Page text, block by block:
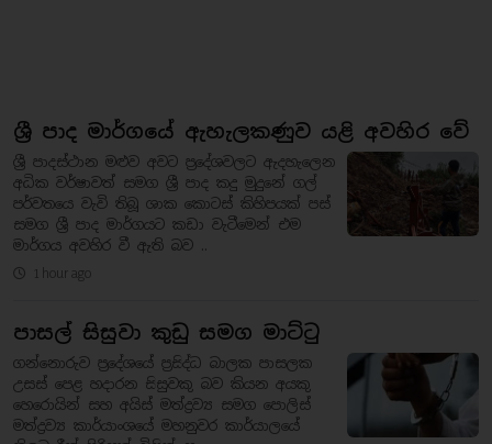
ශ්‍රී පාද මාර්ගයේ ඇහැලකණුව යළි අවහිර වේ
ශ්‍රී පාදස්ථාන මළුව අවට ප්‍රදේශවලට ඇදහැලෙන
අධික වර්ෂාවත් සමග ශ්‍රී පාද කදු මුදුනේ ගල්
පර්වතයෙ වැවි තිබූ ශාක කොටස් කිහිපයක් පස්
සමග ශ්‍රී පාද මාර්ගයට කඩා වැටීමෙන් එම
මාර්ගය අවහිර වී ඇති බව ..
1 hour ago
පාසල් සිසුවා කුඩු සමග මාට්ටු
ගන්නොරුව ප්‍රදේශයේ ප්‍රසිද්ධ බාලක පාසලක
උසස් පෙළ හදාරන සිසුවකු බව කියන අයකු
හෙරොයින් සහ අයිස් මත්ද්‍රව්‍ය සමග පොලිස්
මත්ද්‍රව්‍ය කාර්යාංශයේ මහනුවර කාර්යාලයේ